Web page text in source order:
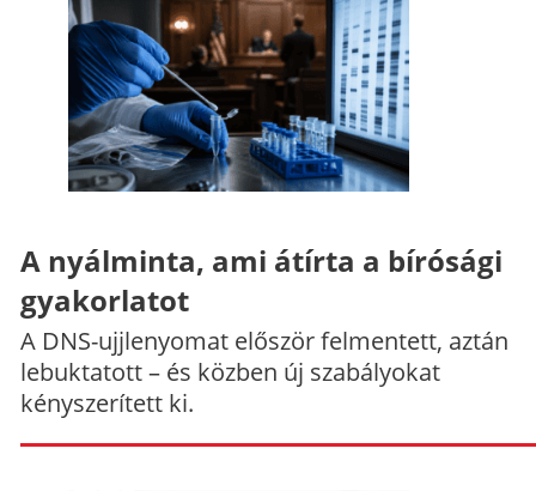
A nyálminta, ami átírta a bírósági
gyakorlatot
A DNS-ujjlenyomat először felmentett, aztán
lebuktatott – és közben új szabályokat
kényszerített ki.